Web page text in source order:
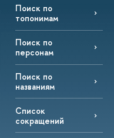
Поиск по
топонимам
Поиск по
персонам
Поиск по
названиям
Список
сокращений